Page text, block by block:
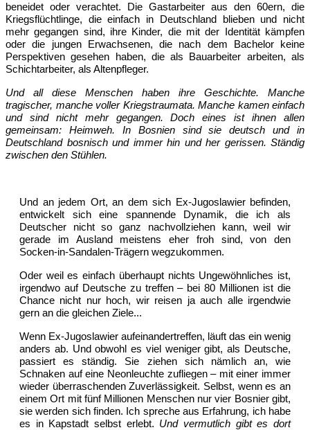
beneidet oder verachtet. Die Gastarbeiter aus den 60ern, die
Kriegsflüchtlinge, die einfach in Deutschland blieben und nicht
mehr gegangen sind, ihre Kinder, die mit der Identität kämpfen
oder die jungen Erwachsenen, die nach dem Bachelor keine
Perspektiven gesehen haben, die als Bauarbeiter arbeiten, als
Schichtarbeiter, als Altenpfleger.
Und all diese Menschen haben ihre Geschichte. Manche
tragischer, manche voller Kriegstraumata. Manche kamen einfach
und sind nicht mehr gegangen. Doch eines ist ihnen allen
gemeinsam: Heimweh. In Bosnien sind sie deutsch und in
Deutschland bosnisch und immer hin und her gerissen. Ständig
zwischen den Stühlen.
Und an jedem Ort, an dem sich Ex-Jugoslawier befinden,
entwickelt sich eine spannende Dynamik, die ich als
Deutscher nicht so ganz nachvollziehen kann, weil wir
gerade im Ausland meistens eher froh sind, von den
Socken-in-Sandalen-Trägern wegzukommen.
Oder weil es einfach überhaupt nichts Ungewöhnliches ist,
irgendwo auf Deutsche zu treffen – bei 80 Millionen ist die
Chance nicht nur hoch, wir reisen ja auch alle irgendwie
gern an die gleichen Ziele...
Wenn Ex-Jugoslawier aufeinandertreffen, läuft das ein wenig
anders ab. Und obwohl es viel weniger gibt, als Deutsche,
passiert es ständig. Sie ziehen sich nämlich an, wie
Schnaken auf eine Neonleuchte zufliegen – mit einer immer
wieder überraschenden Zuverlässigkeit. Selbst, wenn es an
einem Ort mit fünf Millionen Menschen nur vier Bosnier gibt,
sie werden sich finden. Ich spreche aus Erfahrung, ich habe
es in Kapstadt selbst erlebt. Und vermutlich gibt es dort